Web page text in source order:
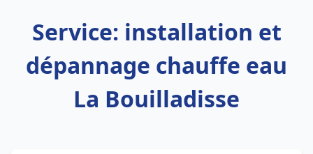
Service: installation et
dépannage chauffe eau
La Bouilladisse